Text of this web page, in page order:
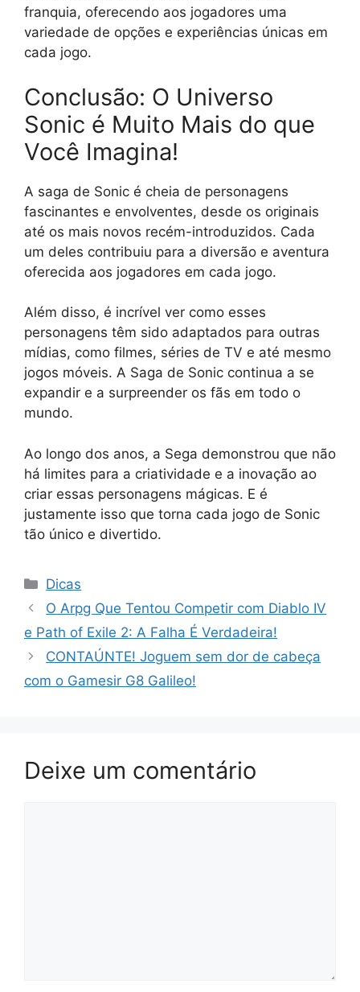
franquia, oferecendo aos jogadores uma
variedade de opções e experiências únicas em
cada jogo.
Conclusão: O Universo
Sonic é Muito Mais do que
Você Imagina!
A saga de Sonic é cheia de personagens
fascinantes e envolventes, desde os originais
até os mais novos recém-introduzidos. Cada
um deles contribuiu para a diversão e aventura
oferecida aos jogadores em cada jogo.
Além disso, é incrível ver como esses
personagens têm sido adaptados para outras
mídias, como filmes, séries de TV e até mesmo
jogos móveis. A Saga de Sonic continua a se
expandir e a surpreender os fãs em todo o
mundo.
Ao longo dos anos, a Sega demonstrou que não
há limites para a criatividade e a inovação ao
criar essas personagens mágicas. E é
justamente isso que torna cada jogo de Sonic
tão único e divertido.
Categorias
Dicas
O Arpg Que Tentou Competir com Diablo IV
e Path of Exile 2: A Falha É Verdadeira!
CONTAÚNTE! Joguem sem dor de cabeça
com o Gamesir G8 Galileo!
Deixe um comentário